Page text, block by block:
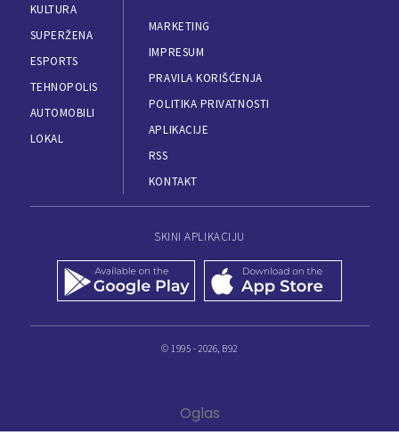
KULTURA
SUPERŽENA
ESPORTS
TEHNOPOLIS
AUTOMOBILI
LOKAL
MARKETING
IMPRESUM
PRAVILA KORIŠĆENJA
POLITIKA PRIVATNOSTI
APLIKACIJE
RSS
KONTAKT
SKINI APLIKACIJU
© 1995 - 2026, B92